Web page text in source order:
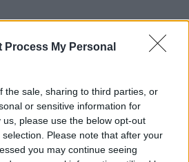
Process My Personal
the sale, sharing to third parties, or
or sensitive information for
please use the below opt-out
Please note that after your
you may continue seeing